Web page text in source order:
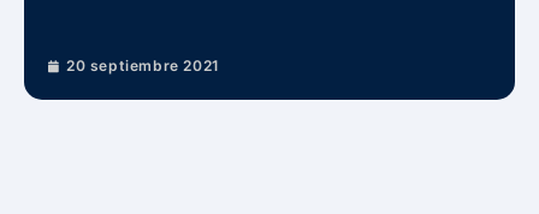
20 septiembre 2021